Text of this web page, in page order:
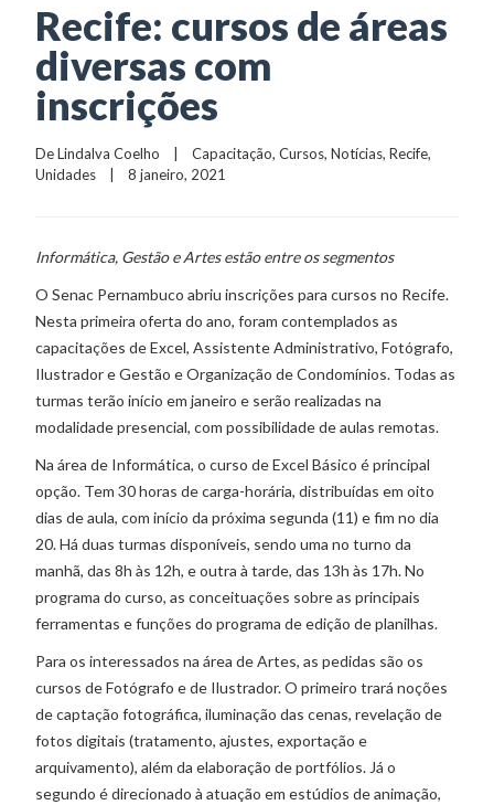
Recife: cursos de áreas
diversas com
inscrições
De Lindalva Coelho
    |
Capacitação, Cursos, Notícias, Recife
Unidades
    |    8 janeiro, 2021
Informática, Gestão e Artes estão entre os segmentos
O Senac Pernambuco abriu inscrições para cursos no Recife.
Nesta primeira oferta do ano, foram contemplados as
capacitações de Excel, Assistente Administrativo, Fotógrafo,
Ilustrador e Gestão e Organização de Condomínios. Todas as
turmas terão início em janeiro e serão realizadas na
modalidade presencial, com possibilidade de aulas remotas.
Na área de Informática, o curso de Excel Básico é principal
opção. Tem 30 horas de carga-horária, distribuídas em oito
dias de aula, com início da próxima segunda (11) e fim no dia
20. Há duas turmas disponíveis, sendo uma no turno da
manhã, das 8h às 12h, e outra à tarde, das 13h às 17h. No
programa do curso, as conceituações sobre as principais
ferramentas e funções do programa de edição de planilhas.
Para os interessados na área de Artes, as pedidas são os
cursos de Fotógrafo e de Ilustrador. O primeiro trará noções
de captação fotográfica, iluminação das cenas, revelação de
fotos digitais (tratamento, ajustes, exportação e
arquivamento), além da elaboração de portfólios. Já o
segundo é direcionado à atuação em estúdios de animação,